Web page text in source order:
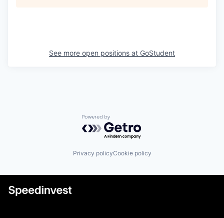
See more open positions at GoStudent
Powered by Getro.com
Privacy policyCookie policy